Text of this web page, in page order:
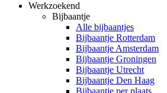
Werkzoekend
Bijbaantje
Alle bijbaantjes
Bijbaantje Rotterdam
Bijbaantje Amsterdam
Bijbaantje Groningen
Bijbaantje Utrecht
Bijbaantje Den Haag
Bijbaantje per plaats